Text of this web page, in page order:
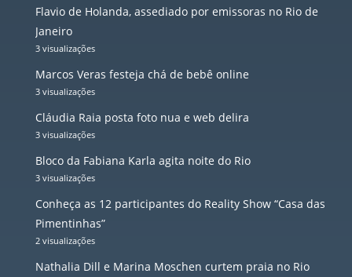
Flavio de Holanda, assediado por emissoras no Rio de
Janeiro
3 visualizações
Marcos Veras festeja chá de bebê online
3 visualizações
Cláudia Raia posta foto nua e web delira
3 visualizações
Bloco da Fabiana Karla agita noite do Rio
3 visualizações
Conheça as 12 participantes do Reality Show “Casa das
Pimentinhas”
2 visualizações
Nathalia Dill e Marina Moschen curtem praia no Rio